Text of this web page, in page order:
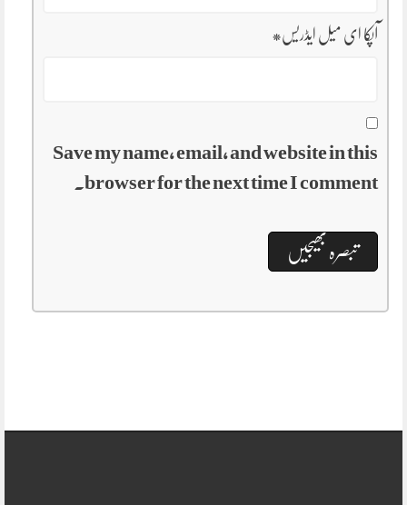
آپکا ای میل ایڈریس*
Save my name, email, and website in this
browser for the next time I comment.